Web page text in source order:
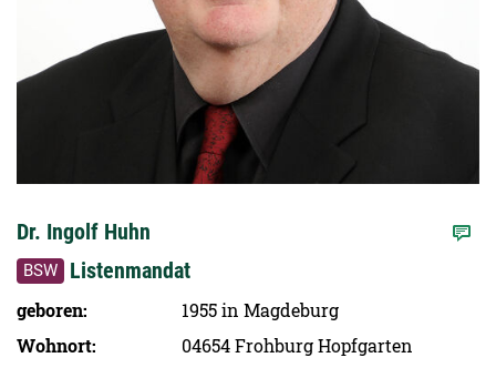
Dr. Ingolf Huhn
BSW Listenmandat
geboren
1955 in Magdeburg
Wohnort
04654 Frohburg Hopfgarten